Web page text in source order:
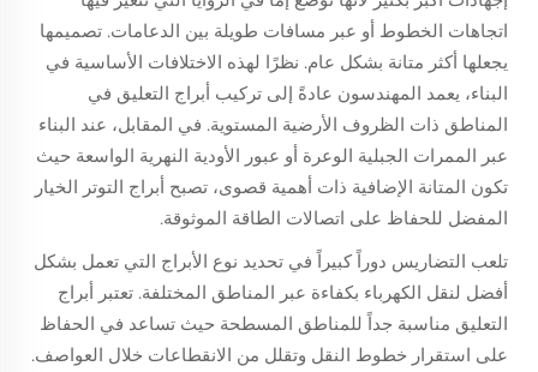
اتجاهات الخطوط أو عبر مسافات طويلة بين الدعامات. تصميمها
يجعلها أكثر متانة بشكل عام. نظرًا لهذه الاختلافات الأساسية في
البناء، يعمد المهندسون عادةً إلى تركيب أبراج التعليق في
المناطق ذات الظروف الأرضية المستوية. في المقابل، عند البناء
عبر الممرات الجبلية الوعرة أو عبور الأودية النهرية الواسعة حيث
تكون المتانة الإضافية ذات أهمية قصوى، تصبح أبراج التوتر الخيار
المفضل للحفاظ على اتصالات الطاقة الموثوقة.
تلعب التضاريس دوراً كبيراً في تحديد نوع الأبراج التي تعمل بشكل
أفضل لنقل الكهرباء بكفاءة عبر المناطق المختلفة. تعتبر أبراج
التعليق مناسبة جداً للمناطق المسطحة حيث تساعد في الحفاظ
على استقرار خطوط النقل وتقلل من الانقطاعات خلال العواصف.